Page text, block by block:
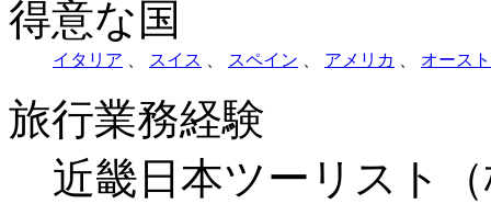
得意な国
イタリア スイス スペイン アメリカ オース
旅行業務経験
近畿日本ツーリスト